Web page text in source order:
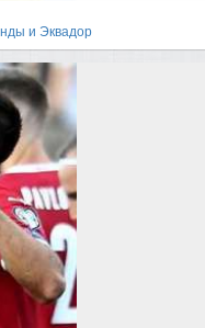
и Эквадор